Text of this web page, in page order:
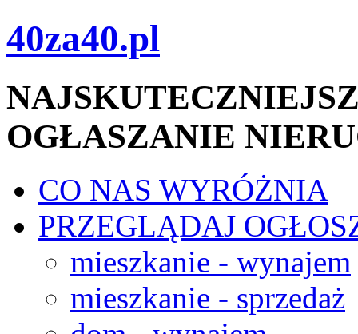
40za40.pl
OGŁASZANIE
CO NAS WYRÓŻNIA
PRZEGLĄDAJ
mieszkanie - wynajem
mieszkanie - sprzedaż